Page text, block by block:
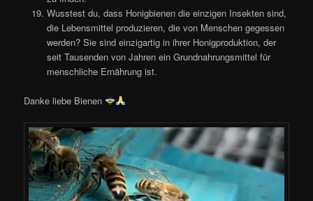
Wusstest du, dass Honigbienen die einzigen Insekten sind,
die Lebensmittel produzieren, die von Menschen gegessen
werden? Sie sind einzigartig in ihrer Honigproduktion, der
seit Tausenden von Jahren ein Grundnahrungsmittel für
menschliche Ernährung ist.
Danke liebe Bienen